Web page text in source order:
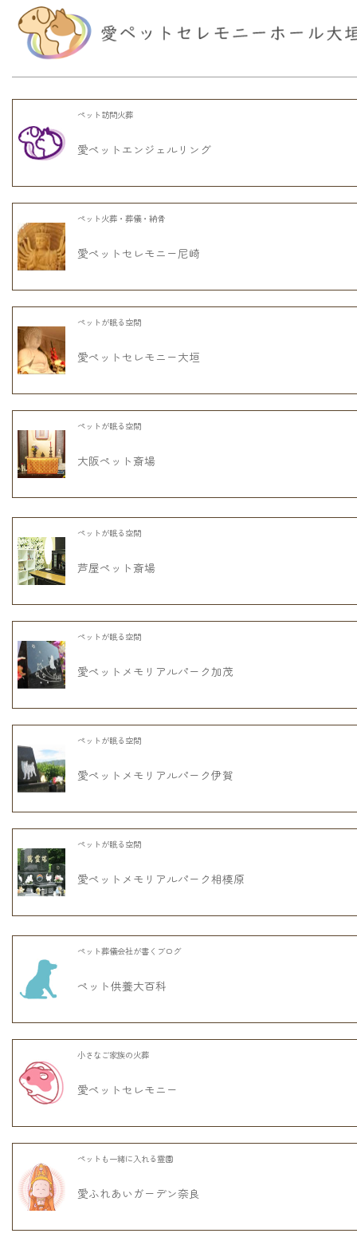
ペット訪問火葬
愛ペットエンジェルリング
ペット火葬・葬儀・納骨
愛ペットセレモニー尼崎
ペットが眠る空間
愛ペットセレモニー大垣
ペットが眠る空間
大阪ペット斎場
ペットが眠る空間
芦屋ペット斎場
ペットが眠る空間
愛ペットメモリアルパーク加茂
ペットが眠る空間
愛ペットメモリアルパーク伊賀
ペットが眠る空間
愛ペットメモリアルパーク相模原
ペット葬儀会社が書くブログ
ペット供養大百科
小さなご家族の火葬
愛ペットセレモニー
ペットも一緒に入れる霊園
愛ふれあいガーデン奈良